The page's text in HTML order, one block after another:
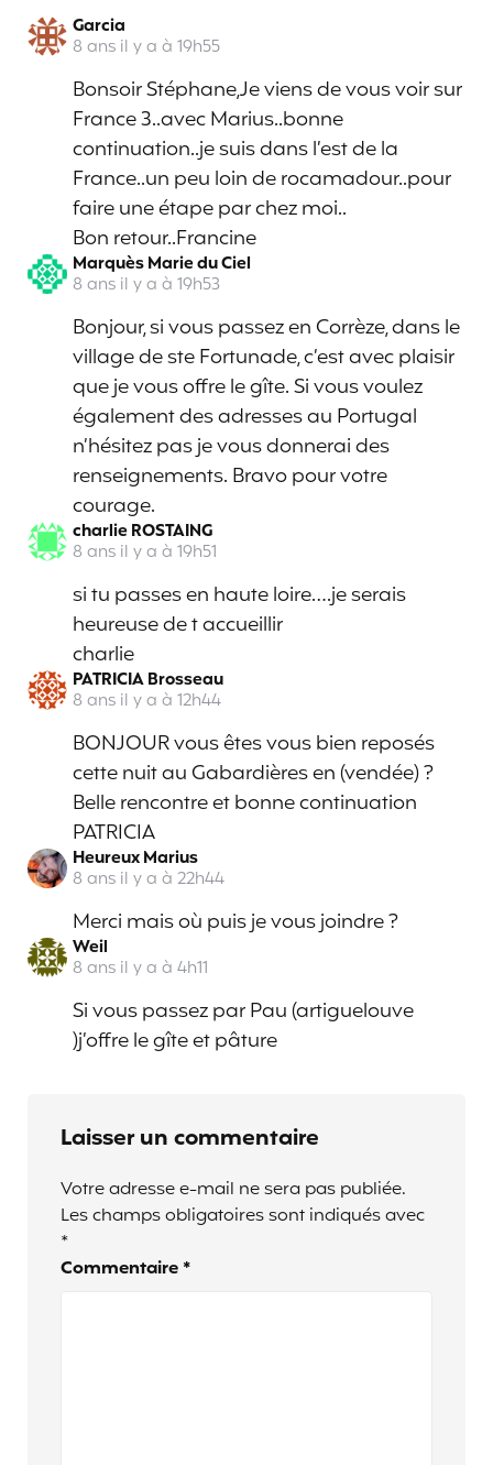
Garcia
8 ans il y a à 19h55
Bonsoir Stéphane,Je viens de vous voir sur
France 3..avec Marius..bonne
continuation..je suis dans l’est de la
France..un peu loin de rocamadour..pour
faire une étape par chez moi..
Bon retour..Francine
Marquès Marie du Ciel
8 ans il y a à 19h53
Bonjour, si vous passez en Corrèze, dans le
village de ste Fortunade, c’est avec plaisir
que je vous offre le gîte. Si vous voulez
également des adresses au Portugal
n’hésitez pas je vous donnerai des
renseignements. Bravo pour votre
courage.
charlie ROSTAING
8 ans il y a à 19h51
si tu passes en haute loire….je serais
heureuse de t accueillir
charlie
PATRICIA Brosseau
8 ans il y a à 12h44
BONJOUR vous êtes vous bien reposés
cette nuit au Gabardières en (vendée) ?
Belle rencontre et bonne continuation
PATRICIA
Heureux Marius
8 ans il y a à 22h44
Merci mais où puis je vous joindre ?
Weil
8 ans il y a à 4h11
Si vous passez par Pau (artiguelouve
)j’offre le gîte et pâture
Laisser un commentaire
Votre adresse e-mail ne sera pas publiée.
Les champs obligatoires sont indiqués avec
*
Commentaire *